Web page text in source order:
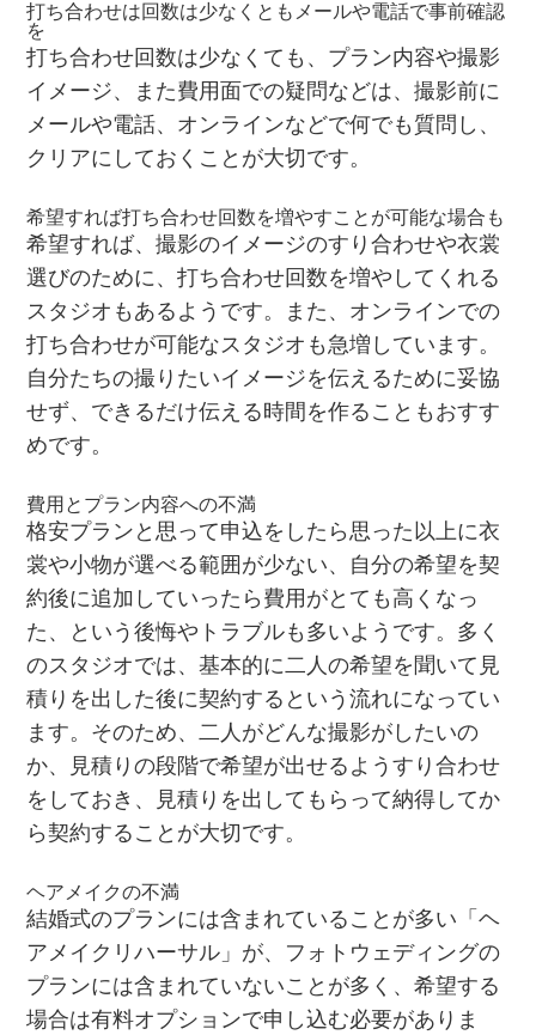
打ち合わせは回数は少なくともメールや電話で事前確認
を
打ち合わせ回数は少なくても、プラン内容や撮影
イメージ、また費用面での疑問などは、撮影前に
メールや電話、オンラインなどで何でも質問し、
クリアにしておくことが大切です。
希望すれば打ち合わせ回数を増やすことが可能な場合も
希望すれば、撮影のイメージのすり合わせや衣裳
選びのために、打ち合わせ回数を増やしてくれる
スタジオもあるようです。また、オンラインでの
打ち合わせが可能なスタジオも急増しています。
自分たちの撮りたいイメージを伝えるために妥協
せず、できるだけ伝える時間を作ることもおすす
めです。
費用とプラン内容への不満
格安プランと思って申込をしたら思った以上に衣
裳や小物が選べる範囲が少ない、自分の希望を契
約後に追加していったら費用がとても高くなっ
た、という後悔やトラブルも多いようです。多く
のスタジオでは、基本的に二人の希望を聞いて見
積りを出した後に契約するという流れになってい
ます。そのため、二人がどんな撮影がしたいの
か、見積りの段階で希望が出せるようすり合わせ
をしておき、見積りを出してもらって納得してか
ら契約することが大切です。
ヘアメイクの不満
結婚式のプランには含まれていることが多い「ヘ
アメイクリハーサル」が、フォトウェディングの
プランには含まれていないことが多く、希望する
場合は有料オプションで申し込む必要がありま